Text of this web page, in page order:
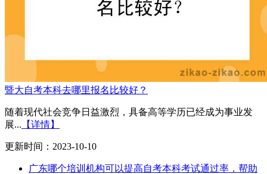
暨大自考本科去哪里报名比较好？
随着现代社会竞争日益激烈，具备高等学历已经成为事业发
展... 【详情】
更新时间：2023-10-10
广东哪个培训机构可以提高自考本科考试通过率，帮助